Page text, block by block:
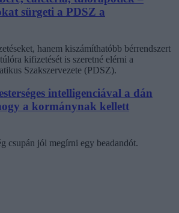
sürgeti a PDSZ a
hanem kiszámíthatóbb bérrendszert
kifizetését is szeretné elérni a
Szakszervezete (PDSZ).
intelligenciával a dán
a kormánynak kellett
csupán jól megírni egy beadandót.